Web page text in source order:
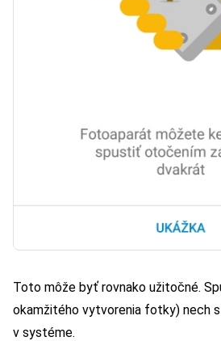
Toto môže byť rovnako užitočné.
okamžitého vytvorenia fotky) nech
v systéme.